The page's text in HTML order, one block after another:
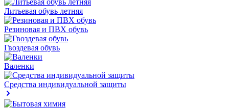
Литьевая обувь летняя
Резиновая и ПВХ обувь
Гвоздевая обувь
Валенки
Средства индивидуальной защиты